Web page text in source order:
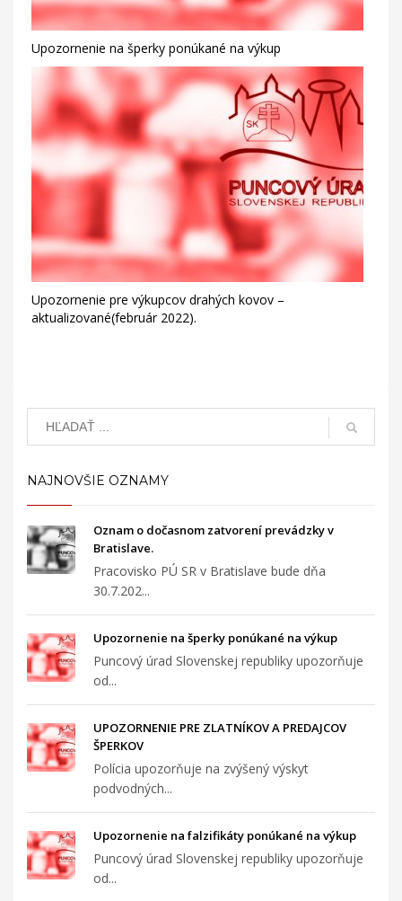
Upozornenie na šperky ponúkané na výkup
Upozornenie pre výkupcov drahých kovov –
aktualizované(február 2022).
NAJNOVŠIE OZNAMY
Oznam o dočasnom zatvorení prevádzky v
Bratislave.
Pracovisko PÚ SR v Bratislave bude dňa
30.7.202...
Upozornenie na šperky ponúkané na výkup
Puncový úrad Slovenskej republiky upozorňuje
od...
UPOZORNENIE PRE ZLATNÍKOV A PREDAJCOV
ŠPERKOV
Polícia upozorňuje na zvýšený výskyt
podvodných...
Upozornenie na falzifikáty ponúkané na výkup
Puncový úrad Slovenskej republiky upozorňuje
od...